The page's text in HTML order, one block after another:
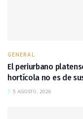
GENERAL
El periurbano
hortícola no es de
5 AGOSTO, 2026